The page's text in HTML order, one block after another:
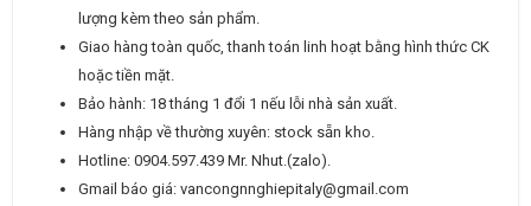
lượng kèm theo sản phẩm.
Giao hàng toàn quốc, thanh toán linh hoạt bằng hình thức CK
hoặc tiền mặt.
Bảo hành: 18 tháng 1 đổi 1 nếu lỗi nhà sản xuất.
Hàng nhập về thường xuyên: stock sẵn kho.
Hotline: 0904.597.439 Mr. Nhut.(zalo).
Gmail báo giá: vancongnnghiepitaly@gmail.com